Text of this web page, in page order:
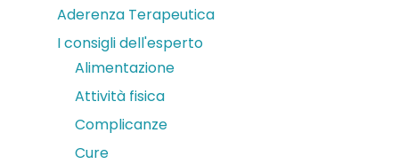
Aderenza Terapeutica
I consigli dell'esperto
Alimentazione
Attività fisica
Complicanze
Cure